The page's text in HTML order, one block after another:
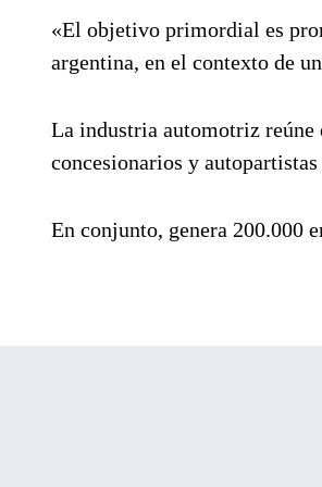
«El objetivo primordial es
argentina, en el contexto de
La industria automotriz reúne
concesionarios y
En conjunto, genera 200.000